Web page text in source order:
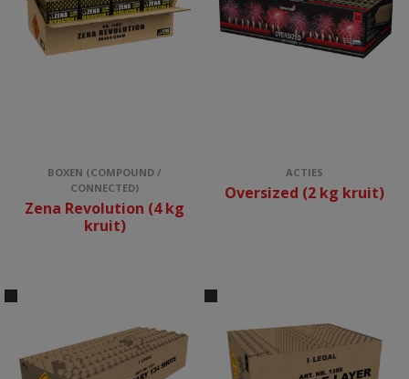
BOXEN (COMPOUND /
CONNECTED)
Zena Revolution (4 kg
kruit)
ACTIES
Oversized (2 kg kruit)